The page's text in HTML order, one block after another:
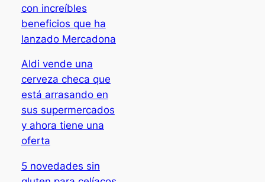
con increíbles
beneficios que ha
lanzado Mercadona
Aldi vende una
cerveza checa que
está arrasando en
sus supermercados
y ahora tiene una
oferta
5 novedades sin